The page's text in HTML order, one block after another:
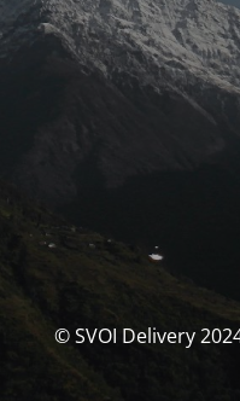
© SVOI Delivery